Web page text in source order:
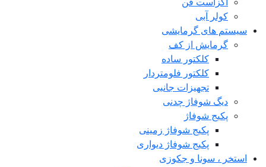
اگزاست فن
کولر آبی
سیستم های گرمایشی
گرمایش از کف
کلکتور ساده
کلکتور فلومتردار
تجهیزات جانبی
دیگ شوفاژ چدنی
پکیج شوفاژ
پکیج شوفاژ زمینی
پکیج شوفاژ دیواری
استخر ، سونا و جکوزی